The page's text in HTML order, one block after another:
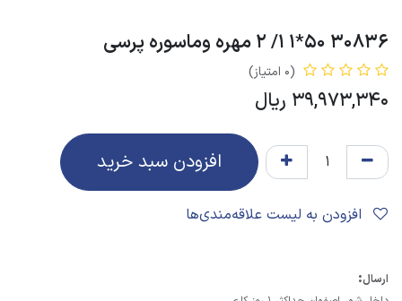
30836 50*1 1/ 2 مهره وماسوره پرسی
(0 امتیاز)
39,973,340 ریال
افزودن سبد خرید
ارسال: